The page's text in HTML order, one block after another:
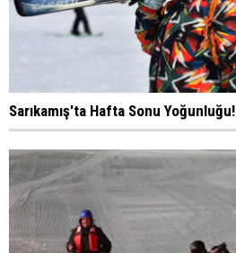
Sarıkamış'ta Hafta Sonu Yoğunluğu!